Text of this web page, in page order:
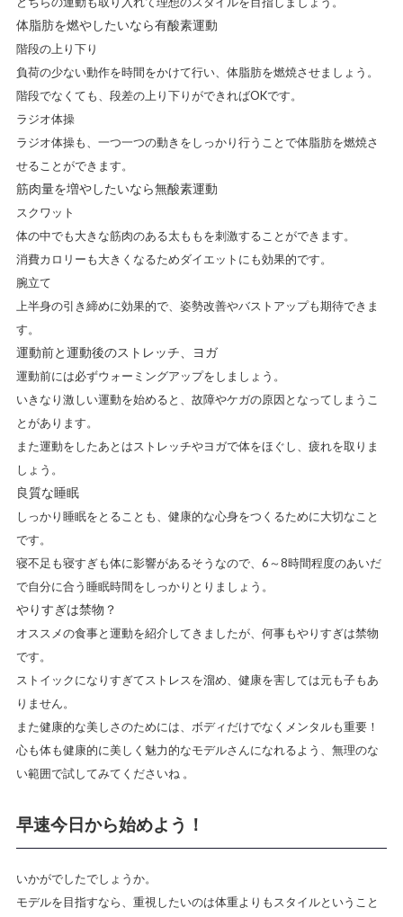
体脂肪を燃やしたいなら有酸素運動
階段の上り下り
負荷の少ない動作を時間をかけて行い、体脂肪を燃焼させましょう。
階段でなくても、段差の上り下りができればOKです。
ラジオ体操
ラジオ体操も、一つ一つの動きをしっかり行うことで体脂肪を燃焼さ
せることができます。
筋肉量を増やしたいなら無酸素運動
スクワット
体の中でも大きな筋肉のある太ももを刺激することができます。
消費カロリーも大きくなるためダイエットにも効果的です。
腕立て
上半身の引き締めに効果的で、姿勢改善やバストアップも期待できま
す。
運動前と運動後のストレッチ、ヨガ
運動前には必ずウォーミングアップをしましょう。
いきなり激しい運動を始めると、故障やケガの原因となってしまうこ
とがあります。
また運動をしたあとはストレッチやヨガで体をほぐし、疲れを取りま
しょう。
良質な睡眠
しっかり睡眠をとることも、健康的な心身をつくるために大切なこと
です。
寝不足も寝すぎも体に影響があるそうなので、 6～8時間程度のあいだ
で自分に合う睡眠時間をしっかりとりましょう。
やりすぎは禁物？
オススメの食事と運動を紹介してきましたが、何事もやりすぎは禁物
です。
ストイックになりすぎてストレスを溜め、健康を害しては元も子もあ
りません。
また健康的な美しさのためには、ボディだけでなくメンタルも重要 ！
心も体も健康的に美しく魅力的なモデルさんになれるよう、無理のな
い範囲で試してみてくださいね 。
早速今日から始めよう！
いかがでしたでしょうか。
モデルを目指すなら、 重視したいのは体重よりもスタイルということ